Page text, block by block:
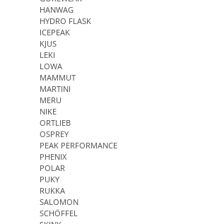
HANWAG
HYDRO FLASK
ICEPEAK
KJUS
LEKI
LOWA
MAMMUT
MARTINI
MERU
NIKE
ORTLIEB
OSPREY
PEAK PERFORMANCE
PHENIX
POLAR
PUKY
RUKKA
SALOMON
SCHÖFFEL